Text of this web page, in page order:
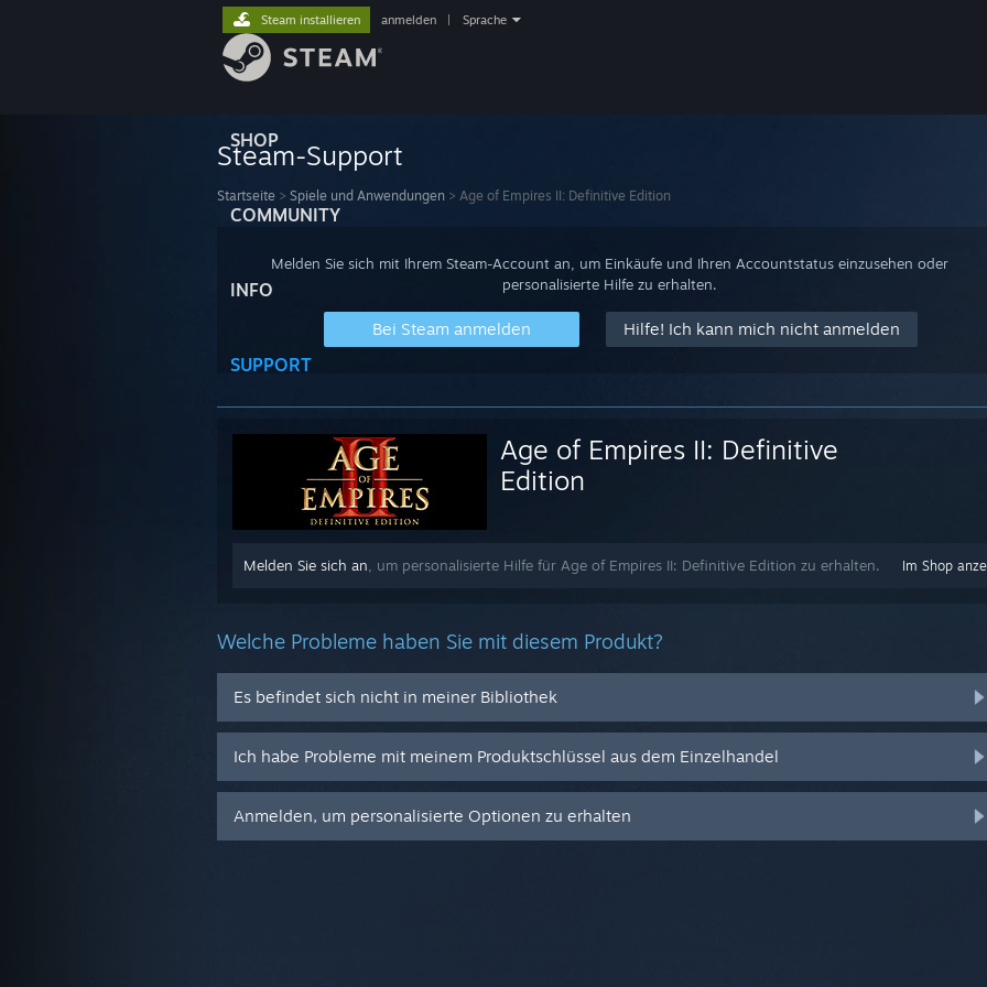
SHOP
COMMUNITY
INFO
SUPPORT
Steam installieren anmelden Sprache
Steam-Support
Startseite > Spiele und Anwendungen > Age of Empires II: Definitive Edition
Melden Sie sich mit Ihrem Steam-Account an, um Einkäufe und Ihren Accountstatus einzusehen oder
personalisierte Hilfe zu erhalten.
Bei Steam anmelden Hilfe! Ich kann mich nicht anmelden
Age of Empires II: Definitive
Edition
Im Shop
Melden Sie sich an , um personalisierte Hilfe für Age of Empires II: Definitive Edition zu erhalten.
Welche Probleme haben Sie mit diesem Produkt?
Es befindet sich nicht in meiner Bibliothek
Ich habe Probleme mit meinem Produktschlüssel aus dem Einzelhandel
Anmelden, um personalisierte Optionen zu erhalten